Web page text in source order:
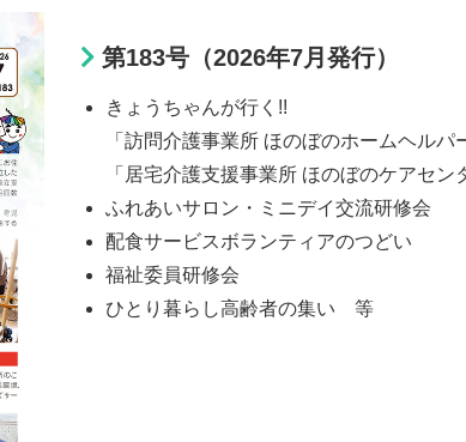
第183号（2026年7月発行）
きょうちゃんが行く!!
「訪問介護事業所 ほのぼのホームヘルパ
「居宅介護支援事業所 ほのぼのケアセン
ふれあいサロン・ミニデイ交流研修会
配食サービスボランティアのつどい
福祉委員研修会
ひとり暮らし高齢者の集い 等